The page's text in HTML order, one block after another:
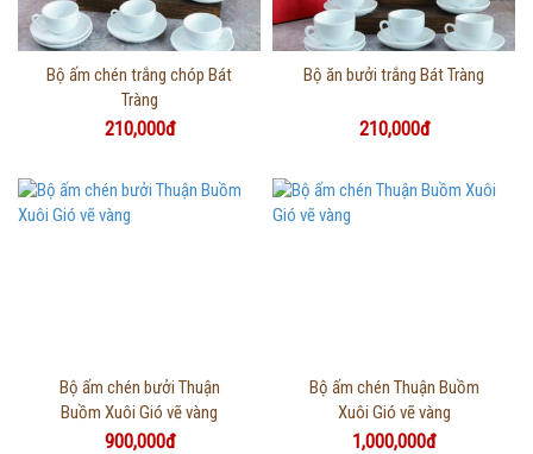
Thông tin chi tiết
Bộ ấm chén trắng chóp Bát
Tràng
210,000đ
Thông tin chi tiết
Bộ ăn bưởi trắng Bát Tràng
210,000đ
Thông tin chi tiết
Bộ ấm chén bưởi Thuận
Buồm Xuôi Gió vẽ vàng
900,000đ
Thông tin chi tiết
Bộ ấm chén Thuận Buồm
Xuôi Gió vẽ vàng
1,000,000đ